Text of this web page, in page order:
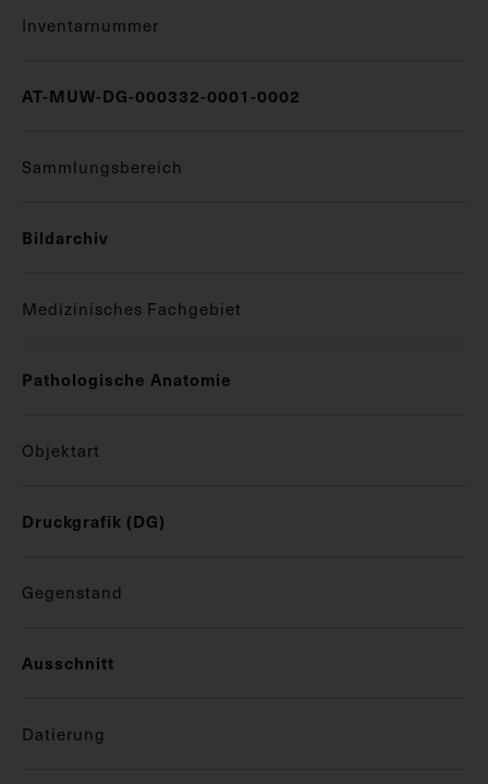
Inventarnummer
AT-MUW-DG-000332-0001-0002
Sammlungsbereich
Bildarchiv
Medizinisches Fachgebiet
Pathologische Anatomie
Objektart
Druckgrafik (DG)
Gegenstand
Ausschnitt
Datierung